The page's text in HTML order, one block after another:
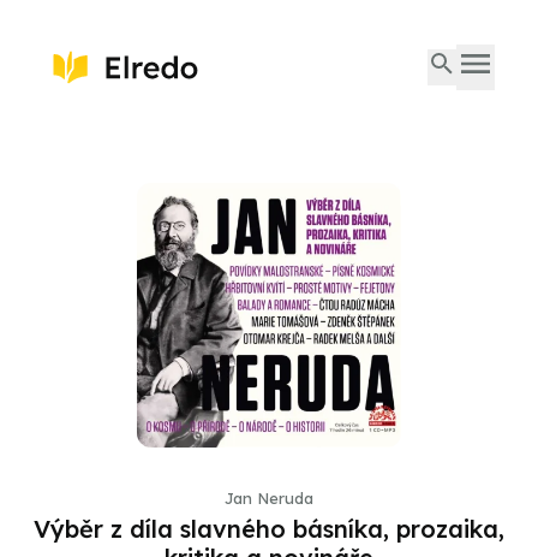
Jan Neruda
Výběr z díla slavného básníka, prozaika,